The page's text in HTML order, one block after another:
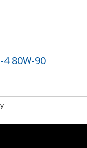
4 80W-90